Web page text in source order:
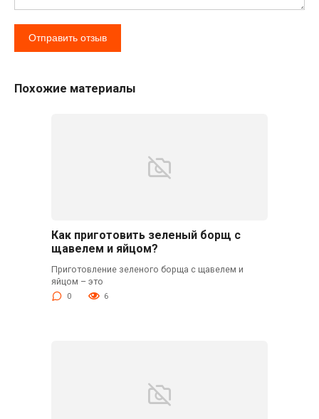
Похожие материалы
Как приготовить зеленый борщ с
щавелем и яйцом?
Приготовление зеленого борща с щавелем и
яйцом – это
0 6